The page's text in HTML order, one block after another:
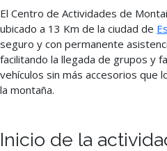
El Centro de Actividades de
ubicado a 13 Km de la ciudad de
seguro y con permanente
facilitando la llegada de grupos y
vehículos sin más accesorios que
la montaña.
Inicio de la